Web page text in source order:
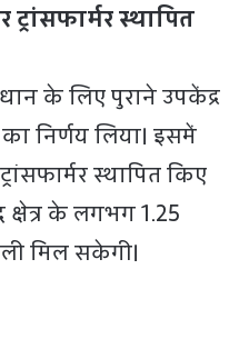
स्थापित
के लिए पुराने उपकेंद्र
निर्णय लिया। इसमें
स्थापित किए
क्षेत्र के लगभग 1.25
मिल सकेगी।